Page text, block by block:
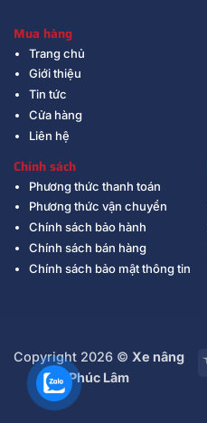
Mua hàng
Trang chủ
Giới thiệu
Tin tức
Cửa hàng
Liên hệ
Chính sách
Phương thức thanh toán
Phương thức vận chuyển
Chính sách bảo hành
Chính sách bán hàng
Chính sách bảo mật thông tin
Copyright 2026 © Xe nâng
Phúc Lâm